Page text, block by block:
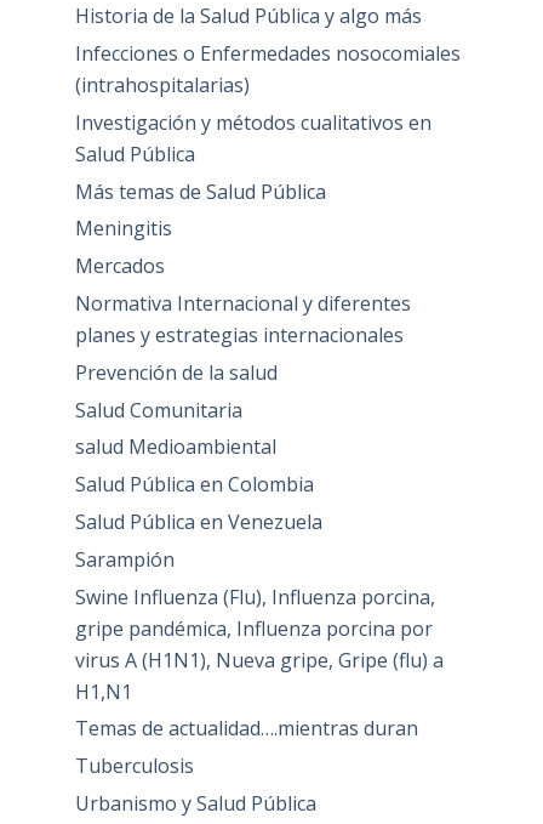
Historia de la Salud Pública y algo más
Infecciones o Enfermedades nosocomiales
(intrahospitalarias)
Investigación y métodos cualitativos en
Salud Pública
Más temas de Salud Pública
Meningitis
Mercados
Normativa Internacional y diferentes
planes y estrategias internacionales
Prevención de la salud
Salud Comunitaria
salud Medioambiental
Salud Pública en Colombia
Salud Pública en Venezuela
Sarampión
Swine Influenza (Flu), Influenza porcina,
gripe pandémica, Influenza porcina por
virus A (H1N1), Nueva gripe, Gripe (flu) a
H1,N1
Temas de actualidad….mientras duran
Tuberculosis
Urbanismo y Salud Pública